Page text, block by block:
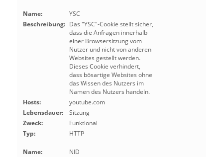
Name:
YSC
Beschreibung: Das "YSC"-Cookie stellt sicher,
dass die Anfragen innerhalb
einer Browsersitzung vom
Nutzer und nicht von anderen
Websites gestellt werden.
Dieses Cookie verhindert,
dass bösartige Websites ohne
das Wissen des Nutzers im
Namen des Nutzers handeln.
Hosts:
youtube.com
Lebensdauer:
Sitzung
Zweck:
Funktional
Typ:
HTTP
Name:
NID